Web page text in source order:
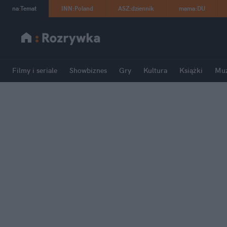
na:Temat INN:Poland ASZ:dziennik mama:DU
Filmy i seriale Showbiznes Gry Kultura Książki